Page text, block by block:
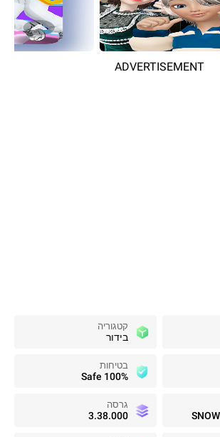
ADVERTISEMENT
קטגוריה
בידור
בטיחות
100% Safe
גרסה
3.38.000